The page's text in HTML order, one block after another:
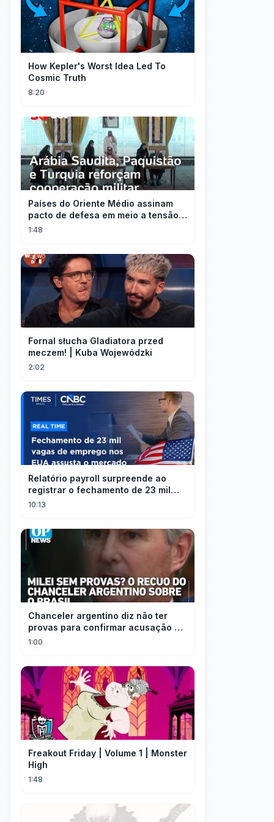
How Kepler's Worst Idea Led To
Cosmic Truth
8:20
Países do Oriente Médio assinam
pacto de defesa em meio a tensão
com Irã
1:48
Fornal słucha Gladiatora przed
meczem! | Kuba Wojewódzki
2:02
Relatório payroll surpreende ao
registrar o fechamento de 23 mil
vagas nos EUA
10:13
Chanceler argentino diz não ter
provas para confirmar acusação de
Milei contra Brasil | OP News
1:00
Freakout Friday | Volume 1 | Monster
High
1:48